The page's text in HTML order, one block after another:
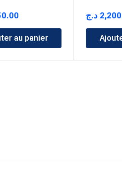
au panier
د.ج